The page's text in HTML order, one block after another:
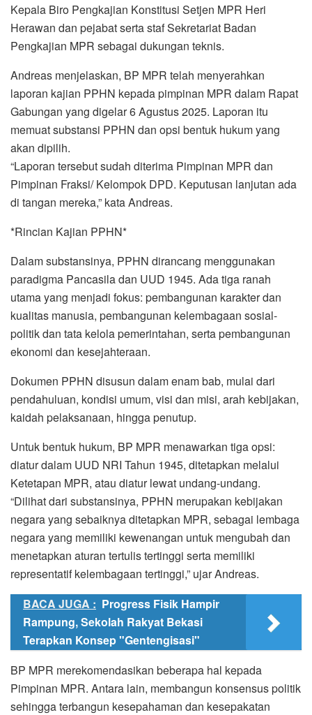
Kepala Biro Pengkajian Konstitusi Setjen MPR Heri
Herawan dan pejabat serta staf Sekretariat Badan
Pengkajian MPR sebagai dukungan teknis.
Andreas menjelaskan, BP MPR telah menyerahkan
laporan kajian PPHN kepada pimpinan MPR dalam Rapat
Gabungan yang digelar 6 Agustus 2025. Laporan itu
memuat substansi PPHN dan opsi bentuk hukum yang
akan dipilih.
“Laporan tersebut sudah diterima Pimpinan MPR dan
Pimpinan Fraksi/ Kelompok DPD. Keputusan lanjutan ada
di tangan mereka,” kata Andreas.
*Rincian Kajian PPHN*
Dalam substansinya, PPHN dirancang menggunakan
paradigma Pancasila dan UUD 1945. Ada tiga ranah
utama yang menjadi fokus: pembangunan karakter dan
kualitas manusia, pembangunan kelembagaan sosial-
politik dan tata kelola pemerintahan, serta pembangunan
ekonomi dan kesejahteraan.
Dokumen PPHN disusun dalam enam bab, mulai dari
pendahuluan, kondisi umum, visi dan misi, arah kebijakan,
kaidah pelaksanaan, hingga penutup.
Untuk bentuk hukum, BP MPR menawarkan tiga opsi:
diatur dalam UUD NRI Tahun 1945, ditetapkan melalui
Ketetapan MPR, atau diatur lewat undang-undang.
“Dilihat dari substansinya, PPHN merupakan kebijakan
negara yang sebaiknya ditetapkan MPR, sebagai lembaga
negara yang memiliki kewenangan untuk mengubah dan
menetapkan aturan tertulis tertinggi serta memiliki
representatif kelembagaan tertinggi,” ujar Andreas.
BACA JUGA : Progress Fisik Hampir
Rampung, Sekolah Rakyat Bekasi
Terapkan Konsep "Gentengisasi"
BP MPR merekomendasikan beberapa hal kepada
Pimpinan MPR. Antara lain, membangun konsensus politik
sehingga terbangun kesepahaman dan kesepakatan